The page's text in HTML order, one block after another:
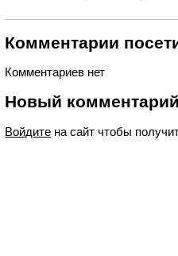
Комментарии
Комментариев нет
Новый
Войдите на сайт чтобы